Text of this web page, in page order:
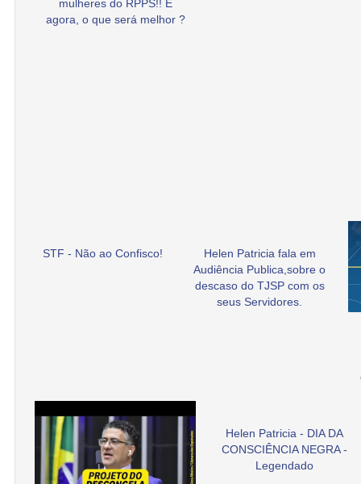
mulheres do RPPS!! E
agora, o que será melhor ?
STF - Não ao Confisco!
Helen Patricia fala em
Audiência Publica,sobre o
descaso do TJSP com os
seus Servidores.
Helen Patricia - DIA DA
CONSCIÊNCIA NEGRA -
Legendado